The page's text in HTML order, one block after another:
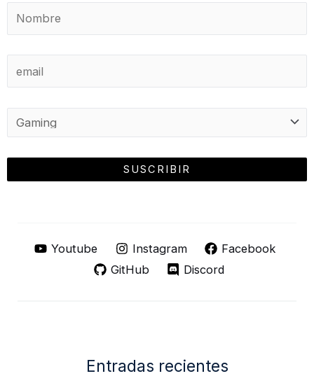
Youtube Instagram
Facebook
GitHub
Discord
Entradas recientes